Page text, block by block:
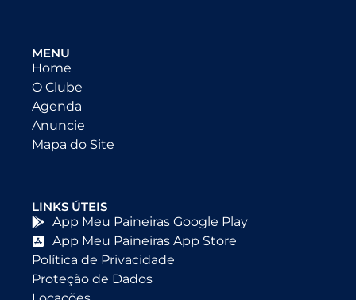
MENU
Home
O Clube
Agenda
Anuncie
Mapa do Site
LINKS ÚTEIS
App Meu Paineiras Google Play
App Meu Paineiras App Store
Política de Privacidade
Proteção de Dados